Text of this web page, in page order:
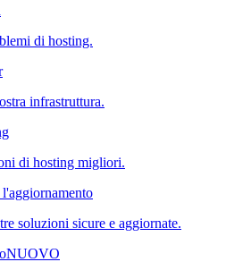
di hosting.
infrastruttura.
di hosting migliori.
soluzioni sicure e aggiornate.
NUOVO